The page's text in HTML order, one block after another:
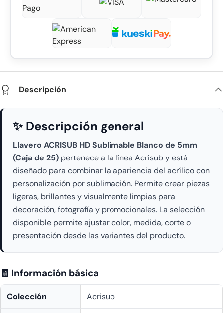
Descripción
✨ Descripción general
Llavero ACRISUB HD Sublimable Blanco de 5mm
(Caja de 25) pertenece a la línea Acrisub y está
diseñado para combinar la apariencia del acrílico con
personalización por sublimación. Permite crear piezas
ligeras, brillantes y visualmente limpias para
decoración, fotografía y promocionales. La selección
disponible permite ajustar color, medida, corte o
presentación desde las variantes del producto.
🧾 Información básica
Colección Acrisub